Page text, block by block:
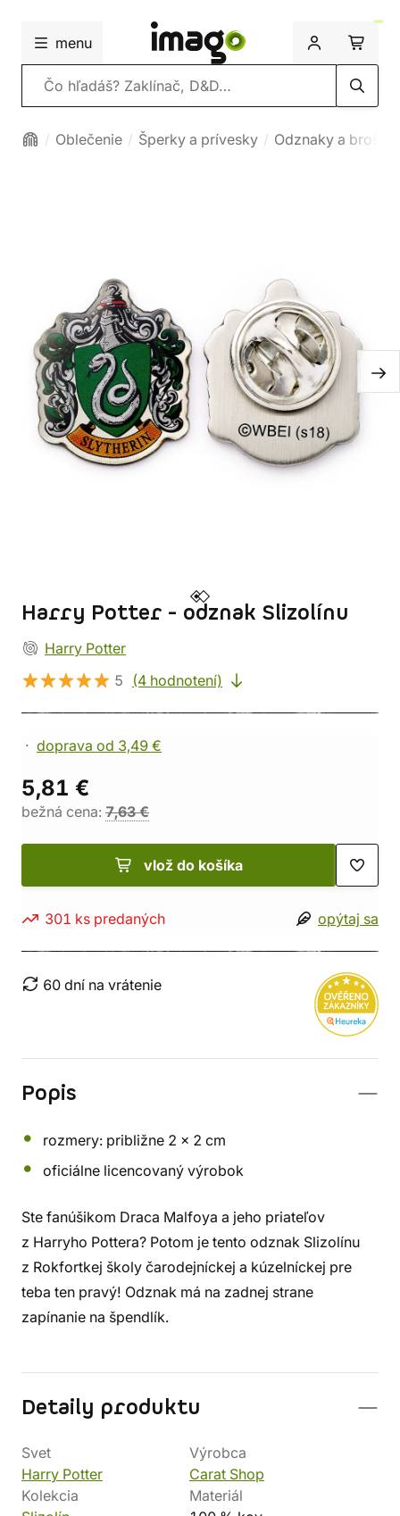
menu
Vyhľadávanie
Oblečenie Šperky a prívesky Odznaky a brošne
Harry Potter - odznak Slizolínu
Harry Potter
5
(4 hodnotení)
doprava od 3,49 €
5,81 €
bežná cena: 7,63 €
vlož do košíka
301 ks predaných opýtaj sa
60 dní na vrátenie
Popis
rozmery: približne 2 x 2 cm
oficiálne licencovaný výrobok
Ste fanúšikom Draca Malfoya a jeho priateľov
z Harryho Pottera? Potom je tento odznak Slizolínu
z Rokfortkej školy čarodejníckej a kúzelníckej pre
teba ten pravý! Odznak má na zadnej strane
zapínanie na špendlík.
Detaily produktu
Svet
Harry Potter
Výrobca
Carat Shop
Kolekcia
Materiál